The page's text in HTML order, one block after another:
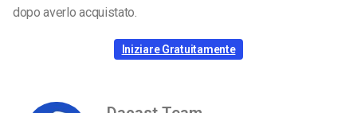
dopo averlo acquistato.
Iniziare Gratuitamente